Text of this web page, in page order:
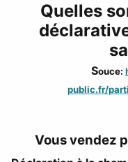
Quelles
Souce:
public.fr/
Vous vendez